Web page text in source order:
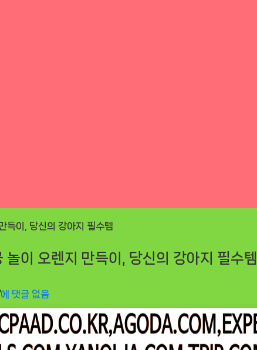
이 오렌지 만득이, 당신의 강아지 필수템
강
아
지
에 댓글 없음